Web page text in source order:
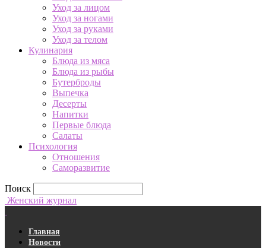
Уход за лицом
Уход за ногами
Уход за руками
Уход за телом
Кулинария
Блюда из мяса
Блюда из рыбы
Бутерброды
Выпечка
Десерты
Напитки
Первые блюда
Салаты
Психология
Отношения
Саморазвитие
Поиск
Женский журнал
Главная
Новости